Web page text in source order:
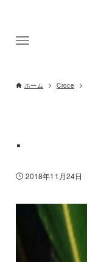
ホーム Croce
.
2018年11月24日